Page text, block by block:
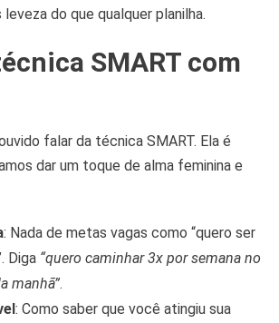
do que qualquer planilha.
SMART com
falar da técnica SMART. Ela é
dar um toque de alma feminina e
: Nada de metas vagas como “quero ser
Diga “quero caminhar 3x por semana no
manhã”.
: Como saber que você atingiu sua